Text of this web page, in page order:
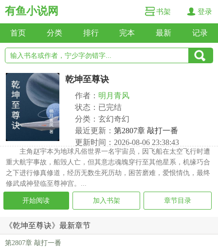
有鱼小说网 书架 登录
首页 分类 排行 完本 最新 记录
乾坤至尊诀
作者： 明月青风
状态：已完结
分类：玄幻奇幻
最近更新： 第2807章 敲打一番
更新时间：2026-08-06 23:38:43
主角赵宇本为地球凡俗世界一名宇宙员，因飞船在太空飞行时遭
重大航宇事故，船毁人亡，但其意志魂魄穿行至其他星系，机缘巧合
之下进行修真修道，经历无数生死历劫，困苦磨难，爱恨情仇，最终
修武成神登临至尊神宫。...
开始阅读 加入书架 章节目录
《乾坤至尊诀》最新章节
第2807章 敲打一番